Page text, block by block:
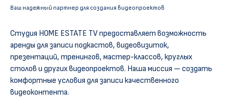
Ваш надежный партнер для создания видеопроектов
Студия HOME ESTATE TV предоставляет возможность
аренды для записи подкастов, видеовизиток,
презентаций, тренингов, мастер-классов, круглых
столов и других видеопроектов. Наша миссия — создать
комфортные условия для записи качественного
видеоконтента.